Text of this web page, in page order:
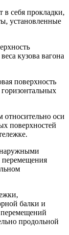
себя прокладки,
установленные
кузова вагона
поверхность
относительно оси
поверхностей
наружными
балки и
перемещений
продольной